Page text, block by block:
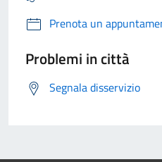
Prenota un
Problemi in città
Segnala disservizio